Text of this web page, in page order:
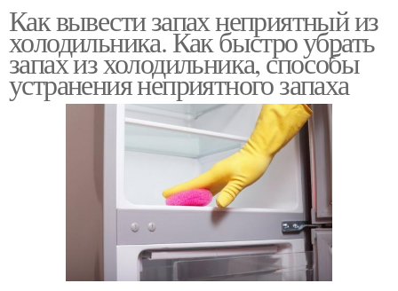
Как вывести запах неприятный из
холодильника. Как быстро убрать
запах из холодильника, способы
устранения неприятного запаха